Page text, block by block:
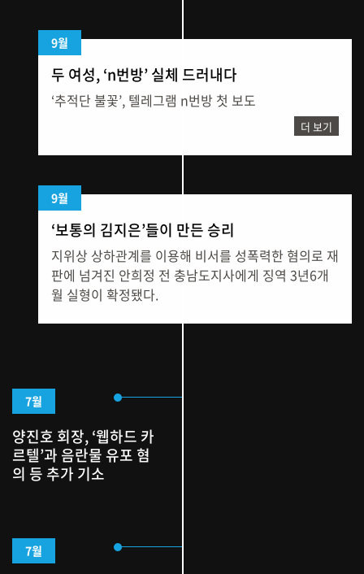
9월
두 여성, ‘n번방’ 실체 드러내다
‘추적단 불꽃’, 텔레그램 n번방 첫 보도
더 보기
9월
‘보통의 김지은’들이 만든 승리
지위상 상하관계를 이용해 비서를 성폭력한 혐의로 재
판에 넘겨진 안희정 전 충남도지사에게 징역 3년6개
월 실형이 확정됐다.
7월
양진호 회장, ‘웹하드 카
르텔’과 음란물 유포 혐
의 등 추가 기소
7월